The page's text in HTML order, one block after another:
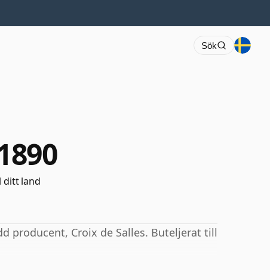
Sök
ditt land
producent, Croix de Salles. Buteljerat till